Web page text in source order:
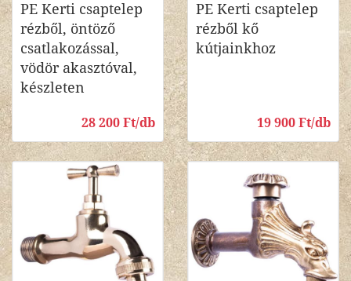
PE Kerti csaptelep
rézből, öntöző
csatlakozással,
vödör akasztóval,
készleten
28 200 Ft/db
PE Kerti csaptelep
rézből kő
kútjainkhoz
19 900 Ft/db